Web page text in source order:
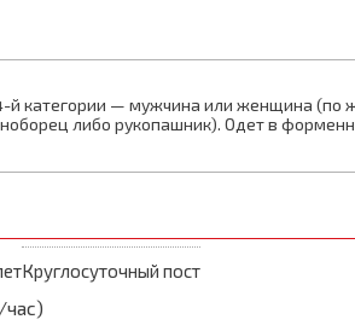
й категории — мужчина или женщина (по
либо рукопашник). Одет в
Круглосуточный пост
/час)